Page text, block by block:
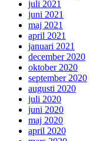
juli 2021
juni 2021
maj 2021
april 2021
januari 2021
december 2020
oktober 2020
september 2020
augusti 2020
juli 2020
juni 2020
maj 2020
april 2020